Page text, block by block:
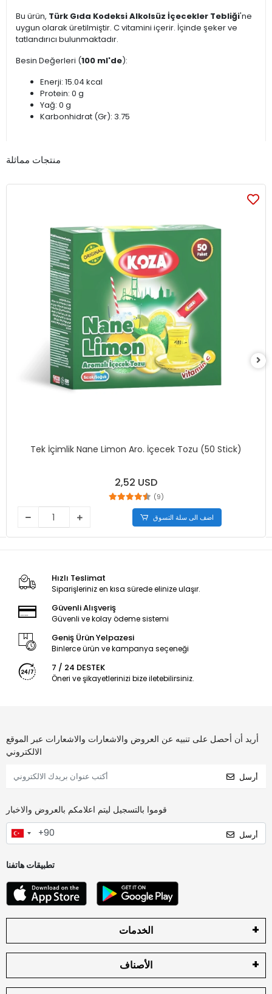
Bu ürün, Türk Gıda Kodeksi Alkolsüz İçecekler Tebliği'ne
uygun olarak üretilmiştir. C vitamini içerir. İçinde şeker ve
tatlandırıcı bulunmaktadır.
Besin Değerleri (100 ml'de):
Enerji: 15.04 kcal
Protein: 0 g
Yağ: 0 g
Karbonhidrat (Gr): 3.75
منتجات مماثلة
Tek İçimlik Nane Limon Aro. İçecek Tozu (50 Stick)
2,52 USD
(9)
اضف الى سلة التسوق
Hızlı Teslimat
Siparişleriniz en kısa sürede elinize ulaşır.
Güvenli Alışveriş
Güvenli ve kolay ödeme sistemi
Geniş Ürün Yelpazesi
Binlerce ürün ve kampanya seçeneği
7 / 24 DESTEK
Öneri ve şikayetlerinizi bize iletebilirsiniz.
أريد أن أحصل على تنبيه عن العروض والاشعارات والاشعارات عبر الموقع
الالكتروني
أرسل
قوموا بالتسجيل ليتم اعلامكم بالعروض والاخبار
أرسل
تطبيقات هاتفنا
الخدمات
الأصناف